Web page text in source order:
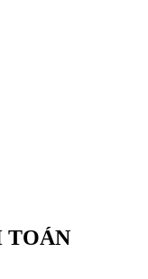
TOÁN